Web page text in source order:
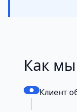
Как
Клиент